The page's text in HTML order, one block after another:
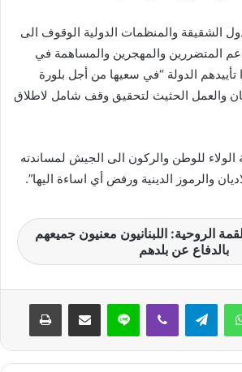
الشقيقة والمنظمات الدولية الوقوف الى
المتضررين والمهجرين والمساهمة في
تأييدهم الدولة “في سعيها من أجل بلورة
والعمل الحثيث لتحقيق وقف شامل لاطلاق
الولاء للوطن والركون الى الجيش لمساندته
والرموز الدينية ورفض أي اساءة اليها”.
الروحية: اللبنانيون معنيون جميعهم
بالدفاع عن بلدهم
واتساب تيلقرام ڤايبر لاين مشاركة عبر البريد طباعة